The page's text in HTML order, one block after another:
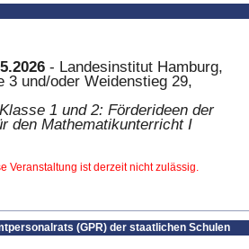
- Landesinstitut Hamburg,
3 und/oder Weidenstieg 29,
1 und 2: Förderideen der
den Mathematikunterricht I
Veranstaltung ist derzeit nicht zulässig.
(GPR) der staatlichen Schulen